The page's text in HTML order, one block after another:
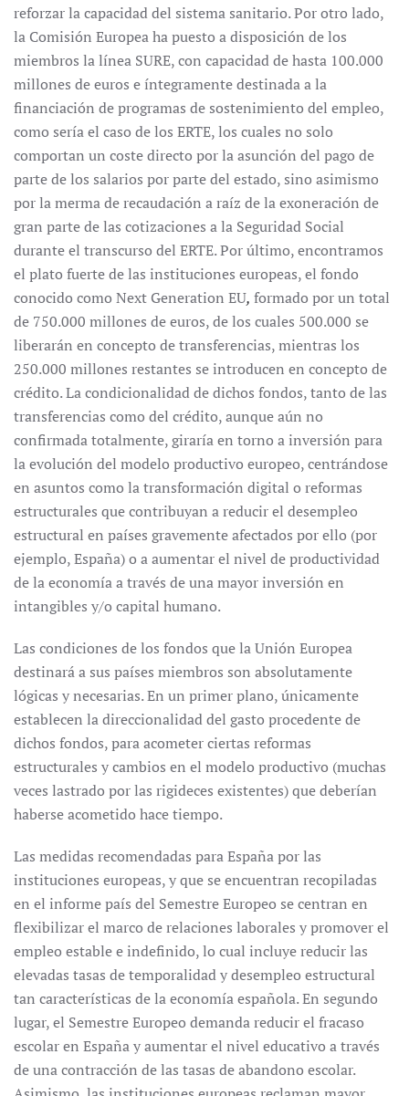
reforzar la capacidad del sistema sanitario. Por otro lado,
la Comisión Europea ha puesto a disposición de los
miembros la línea SURE, con capacidad de hasta 100.000
millones de euros e íntegramente destinada a la
financiación de programas de sostenimiento del empleo,
como sería el caso de los ERTE, los cuales no solo
comportan un coste directo por la asunción del pago de
parte de los salarios por parte del estado, sino asimismo
por la merma de recaudación a raíz de la exoneración de
gran parte de las cotizaciones a la Seguridad Social
durante el transcurso del ERTE. Por último, encontramos
el plato fuerte de las instituciones europeas, el fondo
conocido como Next Generation EU, formado por un total
de 750.000 millones de euros, de los cuales 500.000 se
liberarán en concepto de transferencias, mientras los
250.000 millones restantes se introducen en concepto de
crédito. La condicionalidad de dichos fondos, tanto de las
transferencias como del crédito, aunque aún no
confirmada totalmente, giraría en torno a inversión para
la evolución del modelo productivo europeo, centrándose
en asuntos como la transformación digital o reformas
estructurales que contribuyan a reducir el desempleo
estructural en países gravemente afectados por ello (por
ejemplo, España) o a aumentar el nivel de productividad
de la economía a través de una mayor inversión en
intangibles y/o capital humano.
Las condiciones de los fondos que la Unión Europea
destinará a sus países miembros son absolutamente
lógicas y necesarias. En un primer plano, únicamente
establecen la direccionalidad del gasto procedente de
dichos fondos, para acometer ciertas reformas
estructurales y cambios en el modelo productivo (muchas
veces lastrado por las rigideces existentes) que deberían
haberse acometido hace tiempo.
Las medidas recomendadas para España por las
instituciones europeas, y que se encuentran recopiladas
en el informe país del Semestre Europeo se centran en
flexibilizar el marco de relaciones laborales y promover el
empleo estable e indefinido, lo cual incluye reducir las
elevadas tasas de temporalidad y desempleo estructural
tan características de la economía española. En segundo
lugar, el Semestre Europeo demanda reducir el fracaso
escolar en España y aumentar el nivel educativo a través
de una contracción de las tasas de abandono escolar.